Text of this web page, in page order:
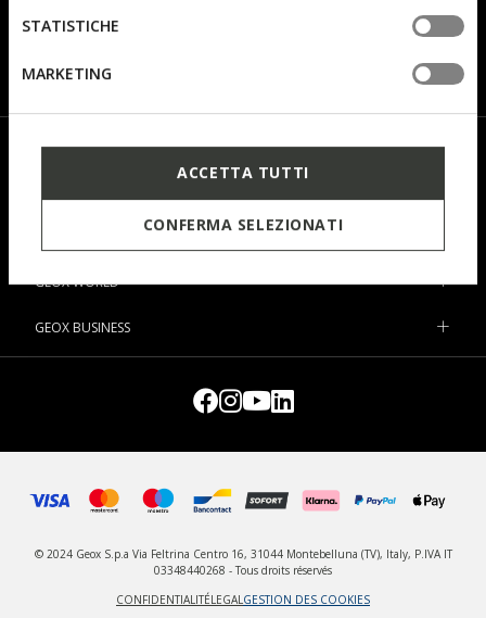
STATISTICHE
MARKETING
ACCETTA TUTTI
CONFERMA SELEZIONATI
J’ai pris connaissance
ACHETEZ
GEOX WORLD
GEOX BUSINESS
© 2024 Geox S.p.a Via Feltrina Centro 16, 31044 Montebelluna (TV), Italy, P.IVA IT
03348440268 - Tous droits réservés
CONFIDENTIALITÉLEGAL GESTION DES COOKIES